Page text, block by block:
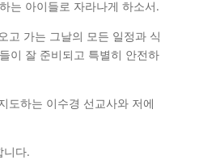
는 아이들로 자라나게 하소서.
고 가는 그날의 모든 일정과 식
이 잘 준비되고 특별히 안전하
도하는 이수경 선교사와 저에
니다.